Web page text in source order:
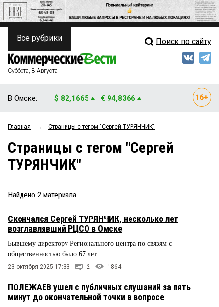
ПОЛИТИКА
ФИНАНСЫ
ОБЩЕСТВО
ЗАКОН
ПРОИСШЕСТВИЯ
СТИЛЬ ЖИЗНИ
Свежий выпуск
Мнения
Рейтинги
Все рубрики Поиск по сайту
Суббота, 8 Августа
В Омске: $ 82,1665 € 94,8366
Главная → Страницы c тегом "Сергей ТУРЯНЧИК"
Страницы c тегом "Сергей
ТУРЯНЧИК"
Найдено 2 материала
Скончался Сергей ТУРЯНЧИК, несколько лет
возглавлявший РЦСО в Омске
Бывшему директору Регионального центра по связям с
общественностью было 67 лет
23 октября 2025 17:33 2 1864
ПОЛЕЖАЕВ ушел с публичных слушаний за пять
минут до окончательной точки в вопросе